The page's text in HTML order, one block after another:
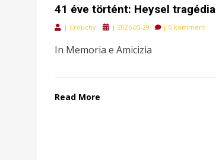
41 éve történt: Heysel tragédia
| Crouchy
Posted
| 2026-05-29 | 0 komment
In Memoria e Amicizia
Read More